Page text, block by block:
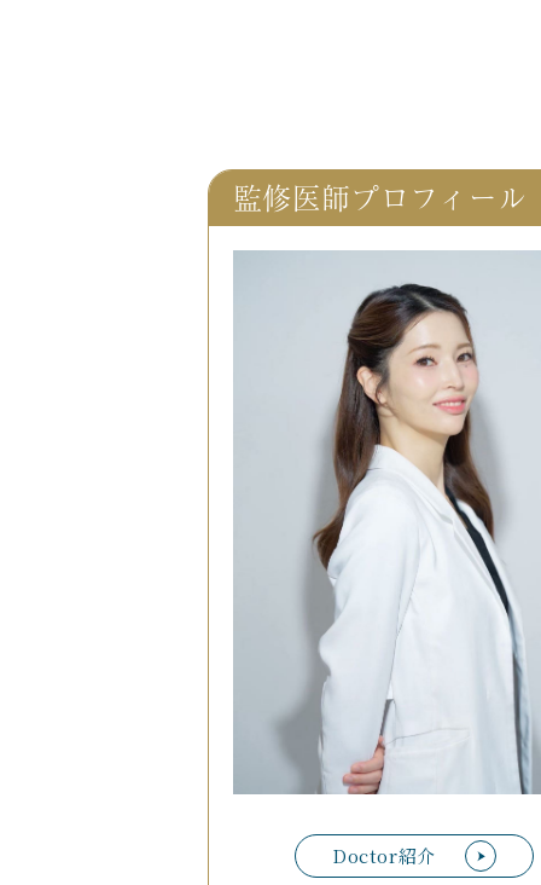
監修医師プロフィール
Doctor紹介